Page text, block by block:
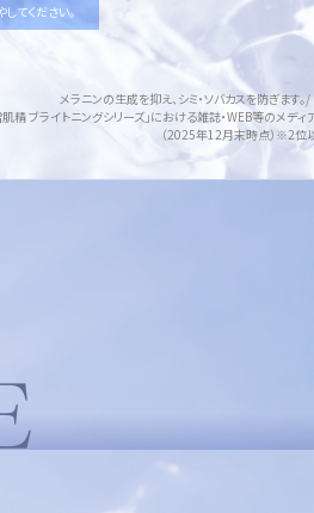
てください。
メラニンの生成を抑え、シミ・ソバカスを防ぎます
肌精 ブライトニングシリーズ」における雑誌・WEB等のメデ
（2025年12月末時点）※2位